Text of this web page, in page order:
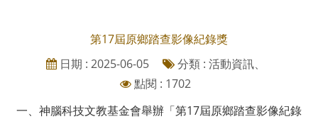
第17屆原鄉踏查影像紀錄獎
日期 : 2025-06-05
分類 : 活動資訊、
點閱 : 1702
一、神腦科技文教基金會舉辦「第17屆原鄉踏查影像紀錄